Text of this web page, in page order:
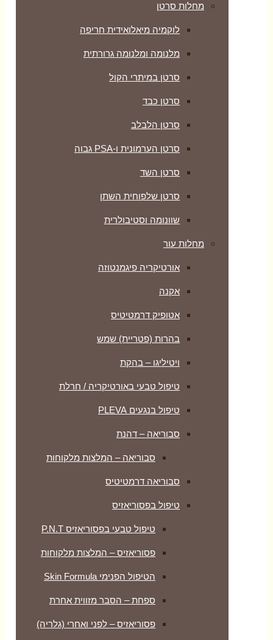
מחלות סרטן
לוקמיה מיאלואידית חריפה
מלנומה ומלנומה גרורתית
סרטן במיתרי הקול
סרטן כבד
סרטן הלבלב
סרטן הערמונית ו-PSA גבוה
סרטן השד
סרטן שלפוחית השתן
שוונומה וסטיבולרית
מחלות עור
אורטיקריה פיגמנטוזה
אקנה
אטופיק דרמטיטיס
בהרות (פטריית) שמש
ויטיליגו – בהקת
טיפול טבעי באורטיקריה / חרלת
טיפול בנגעים PLEVA
סבוריאה – דהנת
סבוריאה – המלצות מלקוחות
סבוריאה דרמטיטיס
טיפול בפסוריאזיס
טיפול טבעי בפסוריאזיס P.N.T
פסוריאזיס – המלצות מלקוחות
הטיפול הפנימי Skin Formula
ספחת – הסבר מזווית אחרת
פסוריאזיס – לפני ואחרי (גלריה)